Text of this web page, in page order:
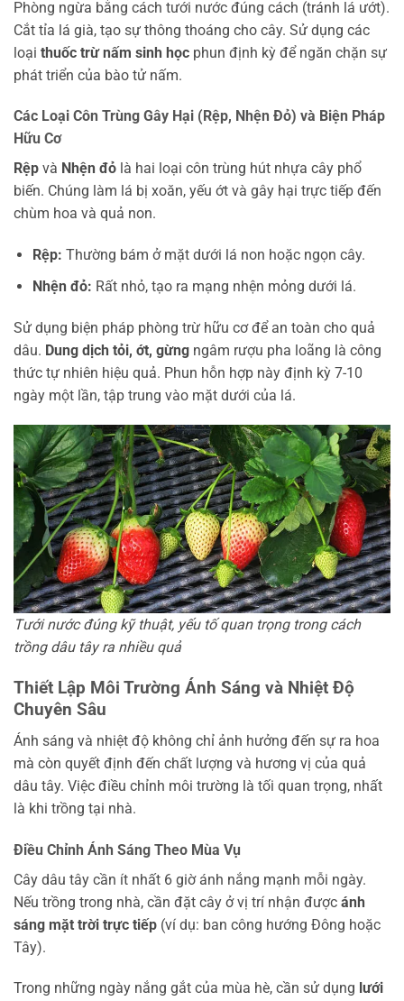
Phòng ngừa bằng cách tưới nước đúng cách (tránh lá ướt).
Cắt tỉa lá già, tạo sự thông thoáng cho cây. Sử dụng các
loại thuốc trừ nấm sinh học phun định kỳ để ngăn chặn sự
phát triển của bào tử nấm.
Các Loại Côn Trùng Gây Hại (Rệp, Nhện Đỏ) và Biện Pháp
Hữu Cơ
Rệp và Nhện đỏ là hai loại côn trùng hút nhựa cây phổ
biến. Chúng làm lá bị xoăn, yếu ớt và gây hại trực tiếp đến
chùm hoa và quả non.
Rệp: Thường bám ở mặt dưới lá non hoặc ngọn cây.
Nhện đỏ: Rất nhỏ, tạo ra mạng nhện mỏng dưới lá.
Sử dụng biện pháp phòng trừ hữu cơ để an toàn cho quả
dâu. Dung dịch tỏi, ớt, gừng ngâm rượu pha loãng là công
thức tự nhiên hiệu quả. Phun hỗn hợp này định kỳ 7-10
ngày một lần, tập trung vào mặt dưới của lá.
Tưới nước đúng kỹ thuật, yếu tố quan trọng trong cách
trồng dâu tây ra nhiều quả
Thiết Lập Môi Trường Ánh Sáng và Nhiệt Độ
Chuyên Sâu
Ánh sáng và nhiệt độ không chỉ ảnh hưởng đến sự ra hoa
mà còn quyết định đến chất lượng và hương vị của quả
dâu tây. Việc điều chỉnh môi trường là tối quan trọng, nhất
là khi trồng tại nhà.
Điều Chỉnh Ánh Sáng Theo Mùa Vụ
Cây dâu tây cần ít nhất 6 giờ ánh nắng mạnh mỗi ngày.
Nếu trồng trong nhà, cần đặt cây ở vị trí nhận được ánh
sáng mặt trời trực tiếp (ví dụ: ban công hướng Đông hoặc
Tây).
Trong những ngày nắng gắt của mùa hè, cần sử dụng lưới